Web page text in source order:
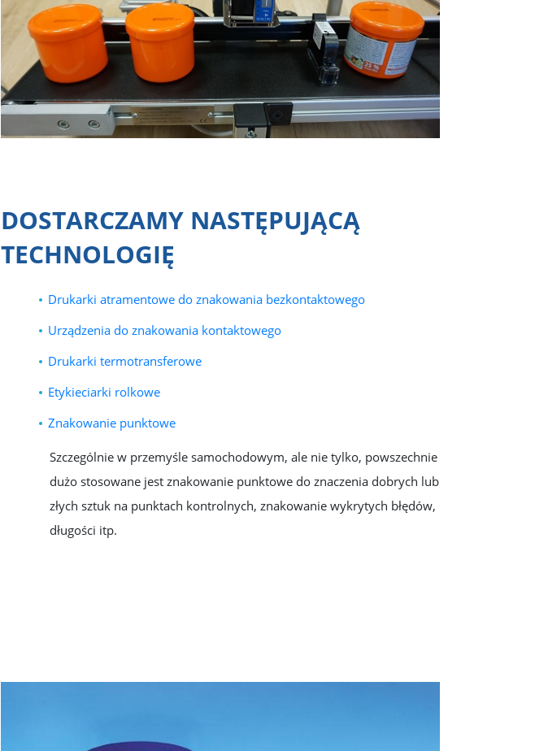
DOSTARCZAMY NASTĘPUJĄCĄ
TECHNOLOGIĘ
Drukarki atramentowe do znakowania bezkontaktowego
Urządzenia do znakowania kontaktowego
Drukarki termotransferowe
Etykieciarki rolkowe
Znakowanie punktowe
Szczególnie w przemyśle samochodowym, ale nie tylko, powszechnie
dużo stosowane jest znakowanie punktowe do znaczenia dobrych lub
złych sztuk na punktach kontrolnych, znakowanie wykrytych błędów,
długości itp.